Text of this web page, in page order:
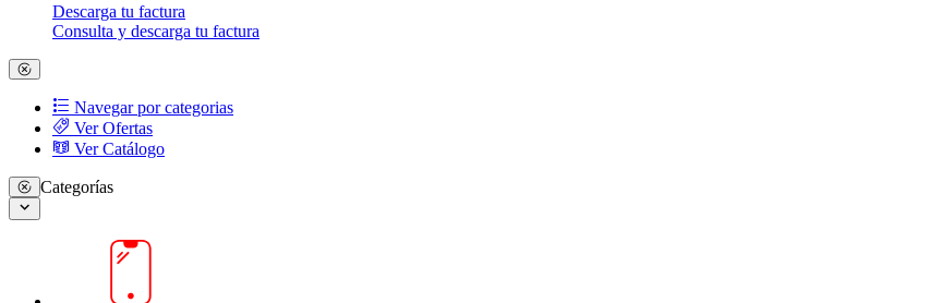
Descarga tu factura
Consulta y descarga tu factura
Navegar por categorias
Ver Ofertas
Ver Catálogo
Categorías